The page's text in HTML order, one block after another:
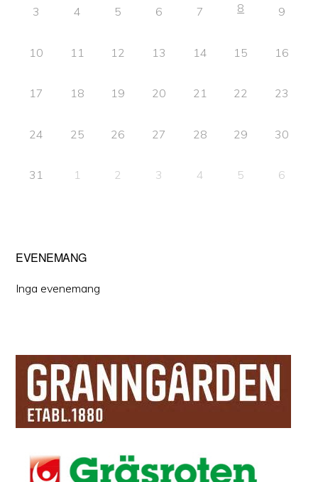
3 4 5 6 7 8 9
10 11 12 13 14 15 16
17 18 19 20 21 22 23
24 25 26 27 28 29 30
31 1 2 3 4 5 6
EVENEMANG
Inga evenemang